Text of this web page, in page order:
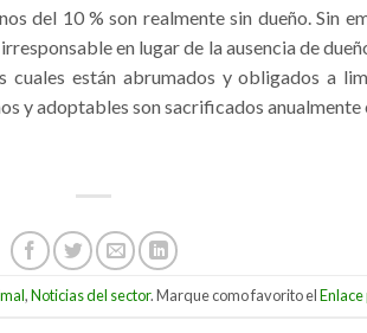
del 10 % son realmente sin dueño. Sin
en lugar de la ausencia de
cuales están abrumados y obligados a
y adoptables son sacrificados
,Noticias del sector. Marque como favorito el